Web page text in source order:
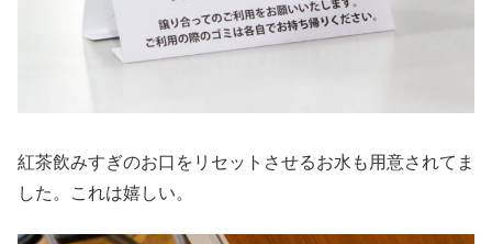
紅茶飲みすぎのお口をリセットさせるお水も用意されてま
した。これは嬉しい。